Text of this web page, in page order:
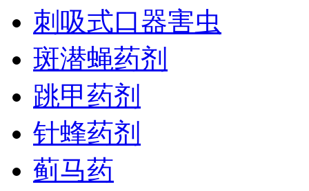
刺吸式口器害虫
斑潜蝇药剂
跳甲药剂
针蜂药剂
蓟马药